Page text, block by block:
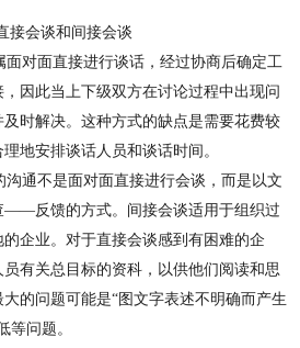
接会谈和间接会谈
对面直接进行谈话，经过协商后确定工
因此当上下级双方在讨论过程中出现问
时解决。这种方式的缺点是需要花费较
地安排谈话人员和谈话时间。
通不是面对面直接进行会谈，而是以文
——反馈的方式。间接会谈适用于组织过
企业。对于直接会谈感到有困难的企
有关总目标的资科，以供他们阅读和思
的问题可能是“图文字表述不明确而产生
等问题。